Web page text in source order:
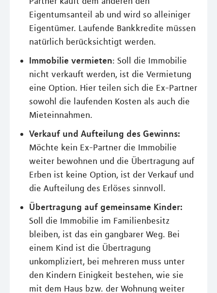
Eigentumsanteil ab und wird so alleiniger
Eigentümer. Laufende Bankkredite müssen
natürlich berücksichtigt werden.
Immobilie vermieten: Soll die Immobilie
nicht verkauft werden, ist die Vermietung
eine Option. Hier teilen sich die Ex-Partner
sowohl die laufenden Kosten als auch die
Mieteinnahmen.
Verkauf und Aufteilung des Gewinns:
Möchte kein Ex-Partner die Immobilie
weiter bewohnen und die Übertragung auf
Erben ist keine Option, ist der Verkauf und
die Aufteilung des Erlöses sinnvoll.
Übertragung auf gemeinsame Kinder:
Soll die Immobilie im Familienbesitz
bleiben, ist das ein gangbarer Weg. Bei
einem Kind ist die Übertragung
unkompliziert, bei mehreren muss unter
den Kindern Einigkeit bestehen, wie sie
mit dem Haus bzw. der Wohnung weiter